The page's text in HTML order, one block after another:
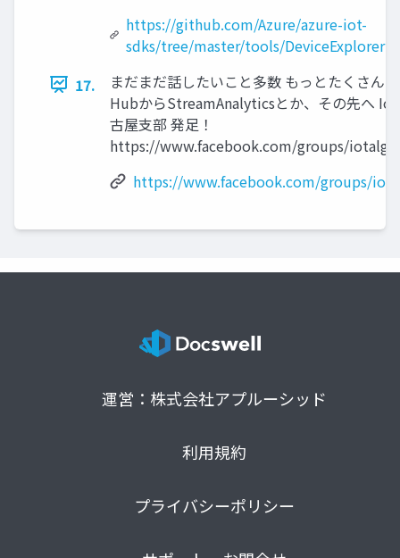
https://github.com/Azure/azure-iot-
sdks/tree/master/tools/DeviceExplorer
17.
まだまだ話したいこと多数 もっとたくさん
HubからStreamAnalyticsとか、その先へ
古屋支部 発足！
https://www.facebook.com/groups/
https://www.facebook.com/groups/
運営：株式会社アプルーシッド
利用規約
プライバシーポリシー